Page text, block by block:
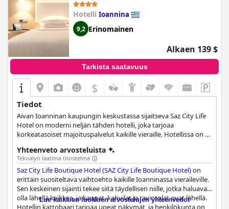
Hotelli Ioannina
9,2 Erinomainen
Alkaen 139 $
Tarkista saatavuus
$
Tiedot
Aivan Ioanninan kaupungin keskustassa sijaitseva Saz City Life
Hotel on moderni neljän tähden hotelli, joka tarjoaa
korkeatasoiset majoituspalvelut kaikille vieraille. Hotellissa on 23
yrityskokoushuone, ravintola ja kahvila-baari, jossa voit nauttia
herkullisen aterian tai virkistävän juoman, sekä
lemmikkieläinystävällinen huone, jossa vieraat voivat yöpyä
nelijalkaisen kumppaninsa kanssa.
Yhteenveto arvosteluista
Tekoälyn laatima tiivistelmä
Saz City Life Boutique Hotel (SAZ City Life Boutique Hotel)on
erittäin suositeltava vaihtoehto kaikille Ioanninassa vieraileville.
Sen keskeinen sijainti tekee siitä täydellisen niille, jotka haluavat
olla lähellä kaikkea, ja kaupat, kahvilat ja ravintolat ovat lähellä.
Hotellin kattobaari tarjoaa upeat näkymät, ja henkilökunta on
Lue kaikkien luokkien arvostelujen yhteenvedot